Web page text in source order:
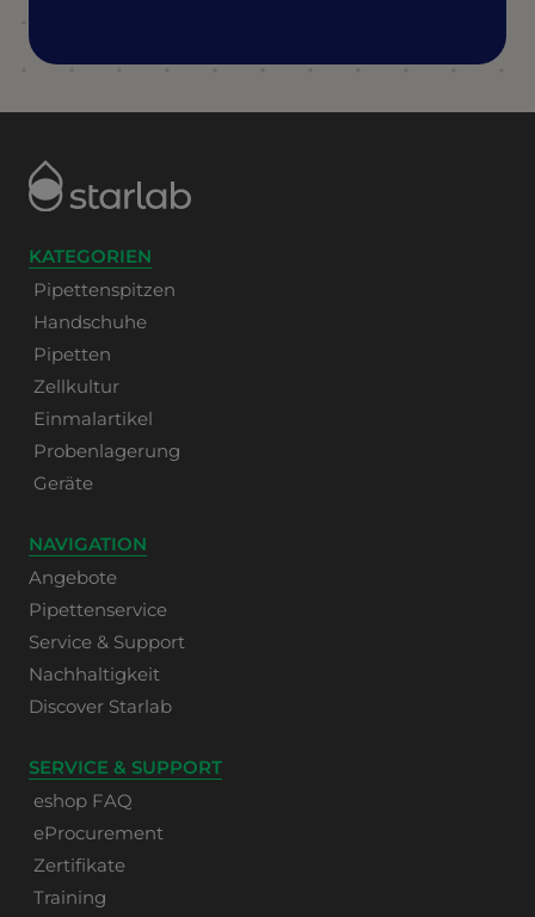
KATEGORIEN
Pipettenspitzen
Handschuhe
Pipetten
Zellkultur
Einmalartikel
Probenlagerung
Geräte
NAVIGATION
Angebote
Pipettenservice
Service & Support
Nachhaltigkeit
Discover Starlab
SERVICE & SUPPORT
eshop FAQ
eProcurement
Zertifikate
Training